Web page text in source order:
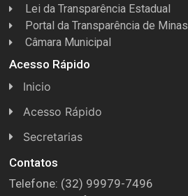
Lei da Transparência Estadual
Portal da Transparência de Minas
Câmara Municipal
Acesso Rápido
Inicio
Acesso Rápido
Concursos
Conselhos
Espera Feliz Antigamente
Secretarias
Licitações
Secretaria de Esportes
Contatos
Telefone: (32) 99979-7496